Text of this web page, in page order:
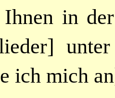
in
ich mich